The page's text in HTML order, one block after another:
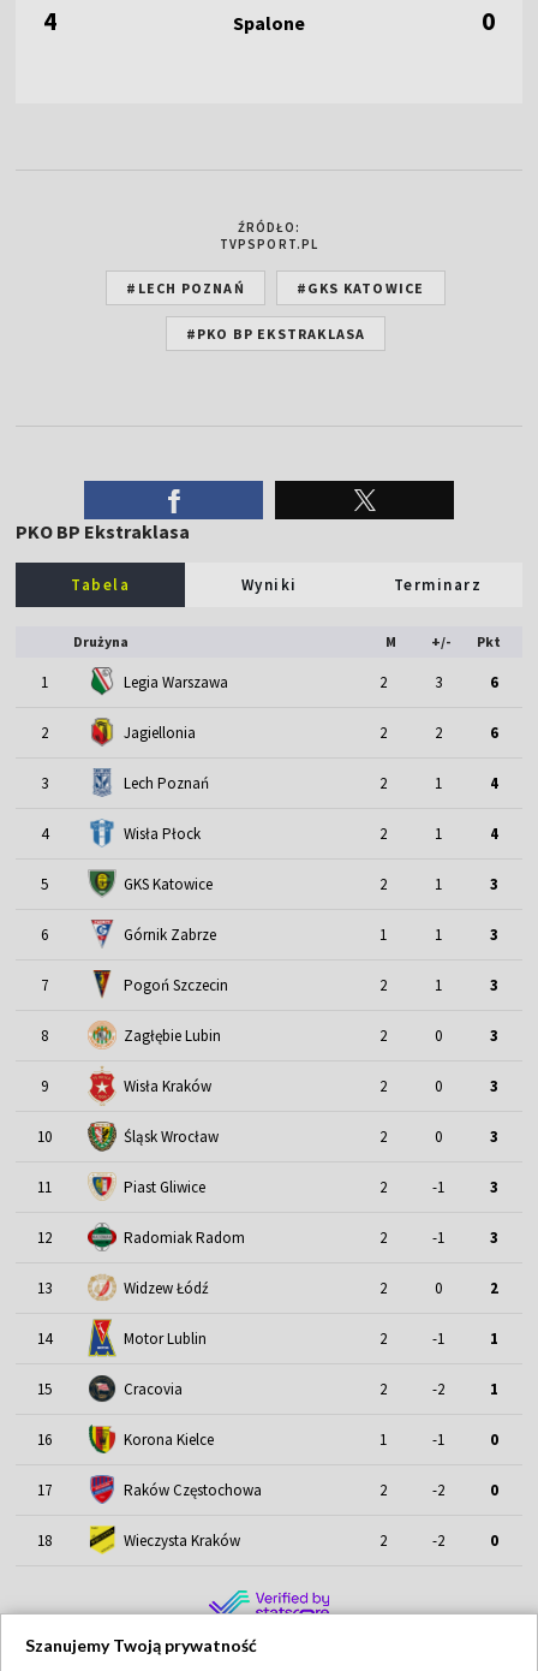
4 0
ŹRÓDŁO:
TVPSPORT.PL
#LECH POZNAŃ #GKS KATOWICE
#PKO BP EKSTRAKLASA
PKO BP Ekstraklasa
Tabela Wyniki Terminarz
Drużyna M +/- Pkt
1 Legia Warszawa 2 3 6
2 Jagiellonia 2 2 6
3 Lech Poznań 2 1 4
4 Wisła Płock 2 1 4
5 GKS Katowice 2 1 3
6 Górnik Zabrze 1 1 3
7 Pogoń Szczecin 2 1 3
8 Zagłębie Lubin 2 0 3
9 Wisła Kraków 2 0 3
10 Śląsk Wrocław 2 0 3
11 Piast Gliwice 2 -1 3
12 Radomiak Radom 2 -1 3
13 Widzew Łódź 2 0 2
14 Motor Lublin 2 -1 1
15 Cracovia 2 -2 1
16 Korona Kielce 1 -1 0
17 Raków Częstochowa 2 -2 0
18 Wieczysta Kraków 2 -2 0
Szanujemy Twoją prywatność